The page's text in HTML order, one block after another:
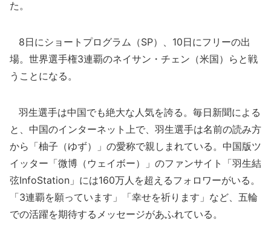
た。
8日にショートプログラム（SP）、10日にフリーの出
場。世界選手権3連覇のネイサン・チェン（米国）らと戦
うことになる。
羽生選手は中国でも絶大な人気を誇る。毎日新聞による
と、中国のインターネット上で、羽生選手は名前の読み方
から「柚子（ゆず）」の愛称で親しまれている。中国版ツ
イッター「微博（ウェイボー）」のファンサイト「羽生結
弦InfoStation」には160万人を超えるフォロワーがいる。
「3連覇を願っています」「幸せを祈ります」など、五輪
での活躍を期待するメッセージがあふれている。